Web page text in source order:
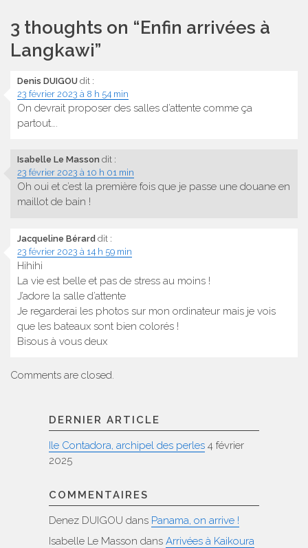
3 thoughts on “Enfin arrivées à
Langkawi”
Denis DUIGOU dit :
23 février 2023 à 8 h 54 min
On devrait proposer des salles d’attente comme ça
partout….
Isabelle Le Masson dit :
23 février 2023 à 10 h 01 min
Oh oui et c’est la première fois que je passe une douane en
maillot de bain !
Jacqueline Bérard dit :
23 février 2023 à 14 h 59 min
Hihihi
La vie est belle et pas de stress au moins !
J’adore la salle d’attente
Je regarderai les photos sur mon ordinateur mais je vois
que les bateaux sont bien colorés !
Bisous à vous deux
Comments are closed.
DERNIER ARTICLE
Ile Contadora, archipel des perles 4 février
2025
COMMENTAIRES
Denez DUIGOU dans Panama, on arrive !
Isabelle Le Masson dans Arrivées à Kaikoura